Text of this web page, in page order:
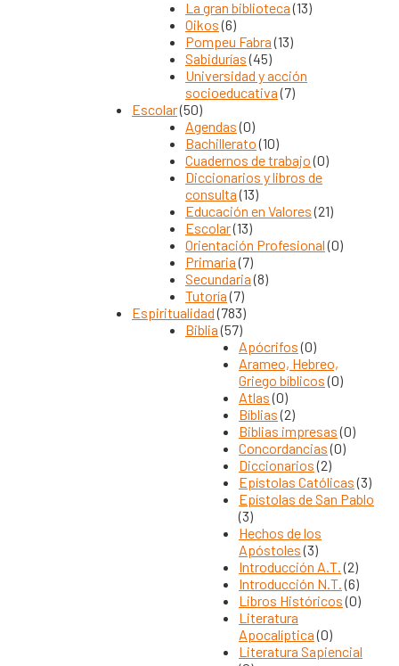
La gran biblioteca (13)
Oikos (6)
Pompeu Fabra (13)
Sabidurías (45)
Universidad y acción
socioeducativa (7)
Escolar(50)
Agendas (0)
Bachillerato (10)
Cuadernos de trabajo (0)
Diccionarios y libros de
consulta (13)
Educación en Valores (21)
Escolar(13)
Orientación Profesional (0)
Primaria (7)
Secundaria (8)
Tutoría (7)
Espiritualidad (783)
Biblia (57)
Apócrifos (0)
Arameo, Hebreo,
Griego bíblicos (0)
Atlas (0)
Bíblias (2)
Biblias impresas (0)
Concordancias (0)
Diccionarios (2)
Epístolas Católicas (3)
Epístolas de San Pablo
(3)
Hechos de los
Apóstoles (3)
Introducción A.T. (2)
Introducción N.T. (6)
Libros Históricos (0)
Literatura
Apocalíptica (0)
Literatura Sapiencial